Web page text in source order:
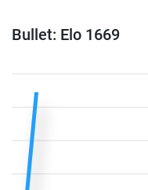
Bullet: Elo 1669